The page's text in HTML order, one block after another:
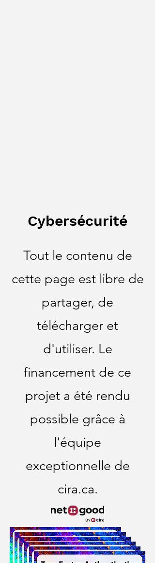
Cybersécurité
Tout le contenu de
cette page est libre de
partager, de
télécharger et
d'utiliser. Le
financement de ce
projet a été rendu
possible grâce à
l'équipe
exceptionnelle de
cira.ca.